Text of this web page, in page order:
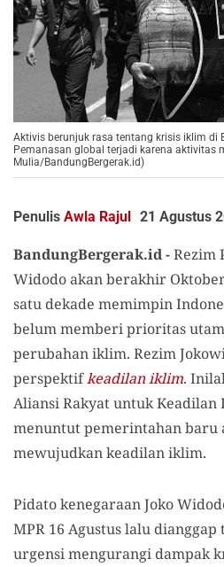
Aktivis berunjuk rasa tentang krisis iklim di
Pemanasan global terjadi karena aktivitas
Mulia/BandungBergerak.id)
Penulis Awla Rajul 21 Agustus
BandungBergerak.id -Rezim
Widodo akan berakhir
satu dekade memimpin
belum memberi prioritas
perubahan iklim. Rezim
perspektifkeadilan iklim.
Aliansi Rakyat untuk Keadilan
menuntut pemerintahan baru
mewujudkan keadilan iklim.
Pidato kenegaraan Joko
MPR 16 Agustus lalu
urgensi mengurangi dampak